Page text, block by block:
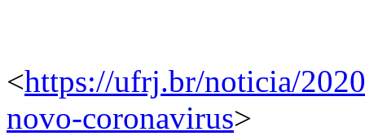
<https://ufrj.br/noticia/
novo-coronavirus>